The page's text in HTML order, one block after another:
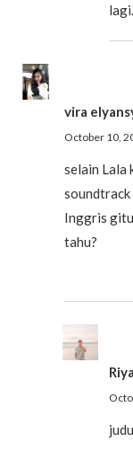
vira
October 10,
selain Lala
soundtrack
Inggris
tahu?